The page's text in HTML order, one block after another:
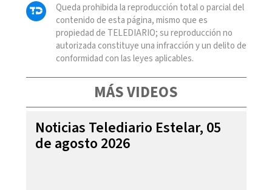
Queda prohibida la reproducción total o parcial del
contenido de esta página, mismo que es
propiedad de TELEDIARIO; su reproducción no
autorizada constituye una infracción y un delito de
conformidad con las leyes aplicables.
MÁS VIDEOS
Noticias Telediario Estelar, 05
de agosto 2026